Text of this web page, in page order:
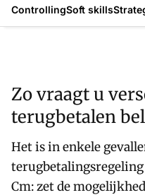
ControllingSoft skills
Zo vraagt u
terugbetalen
Het is in enkele
terugbetalingsregeling
Cm: zet de